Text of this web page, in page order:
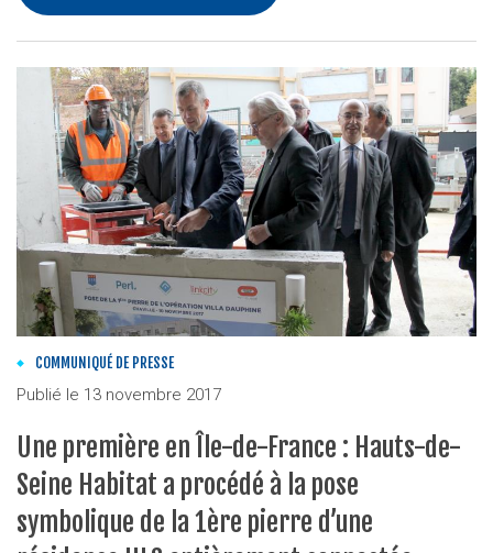
COMMUNIQUÉ DE PRESSE
Publié le 13 novembre 2017
Une première en Île-de-France : Hauts-de-
Seine Habitat a procédé à la pose
symbolique de la 1ère pierre d’une